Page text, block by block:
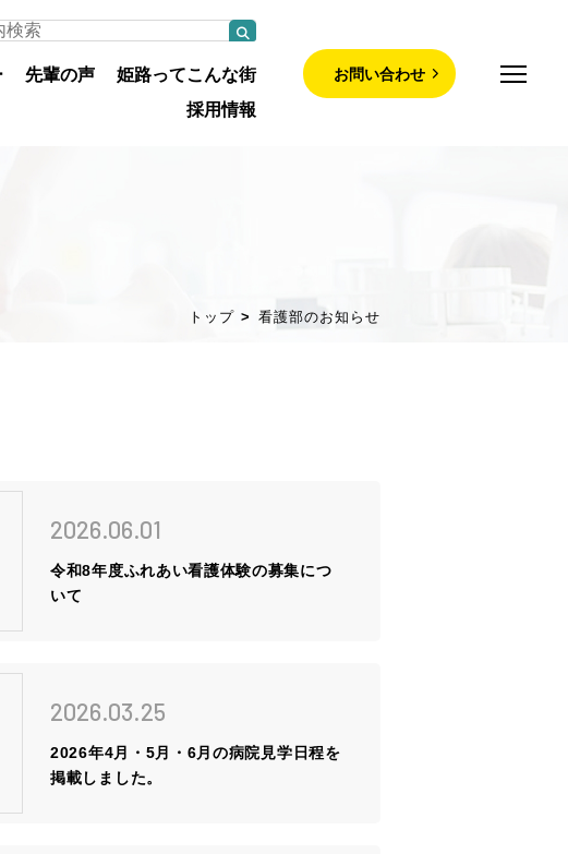
先輩の声
姫路ってこんな街
採用情報
お問い合わせ
ブログ
実習・研修
トップ 看護部のお知らせ
2026.06.01
令和8年度ふれあい看護体験の募集につ
いて
2026.03.25
2026年4月・5月・6月の病院見学日程を
掲載しました。